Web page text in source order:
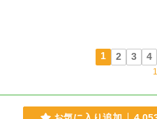
1 2 3 4